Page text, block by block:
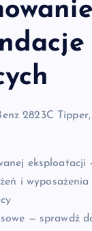
2823C
eksploatacji
i
— sprawdź